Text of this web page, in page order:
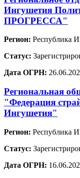
Ингушетия
ПРОГРЕССА"
Регион: Республика
Статус:
Дата ОГРН:
Региональная
"Федерация
Ингушетия"
Регион: Республика
Статус:
Дата ОГРН: